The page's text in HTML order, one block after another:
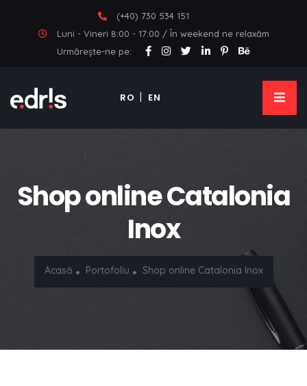
(+40) 730 534 151
Luni - Vineri 8:00 - 17:00 / În weekend ne relaxăm
Urmărește-ne pe:
RO EN
Shop online Catalonia
Inox
Acasă Portofoliu Shop online Catalonia Inox